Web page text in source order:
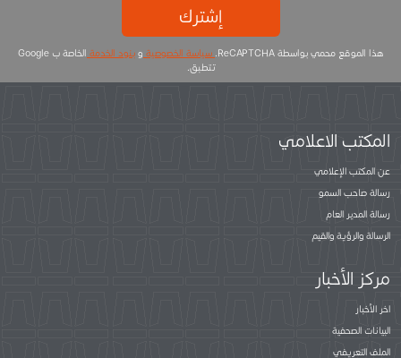
إشترك
هذا الموقع محمي بواسطة ReCAPTCHA. سياسة الخصوصية وبنود الخدمة
الخاصة ب Google
تتطبق.
المكتب الاعلامي
عن المكتب الإعلامي
رسالة صاحب السمو
رسالة المدير العام
الرسالة والرؤية والقيم
مركز الأخبار
اخر الأخبار
البيانات الصحفية
الملف التعريفي